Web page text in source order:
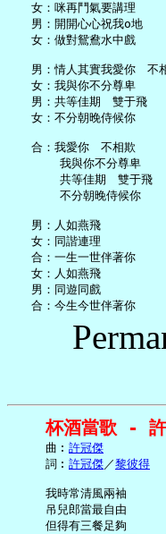
   女：咪再鬥氣要講理
   男：開開心心祝我o地
   女：做對鴛鴦水中戲
男：情人其實我愛你　不
   女：我與你不分尊卑
   男：共等佳期　雙于飛
   女：不分朝晚侍候你
   合：我愛你　不相欺
       我與你不分尊卑
       共等佳期　雙于飛
       不分朝晚侍候你
   男：人如燕飛
   女：同諧連理
   合：一生一世伴著你
   女：人如燕飛
   男：同遊同戲
杯酒當歌 -
     曲︰
許冠傑
     詞︰
許冠傑／黎彼得
     我時常清風兩袖
     吊兒郎當最自由
     但得有三餐足夠